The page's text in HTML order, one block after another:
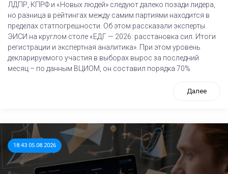
ЛДПР, КПРФ и «Новых людей» следуют далеко позади лидера,
но разница в рейтингах между самим партиями находится в
пределах статпогрешности. Об этом рассказали эксперты
ЭИСИ на круглом столе «ЕДГ — 2026: расстановка сил. Итоги
регистрации и экспертная аналитика». При этом уровень
декларируемого участия в выборах вырос за последний
месяц – по данным ВЦИОМ, он составил порядка 70%
Далее
18:43 05.08.2026